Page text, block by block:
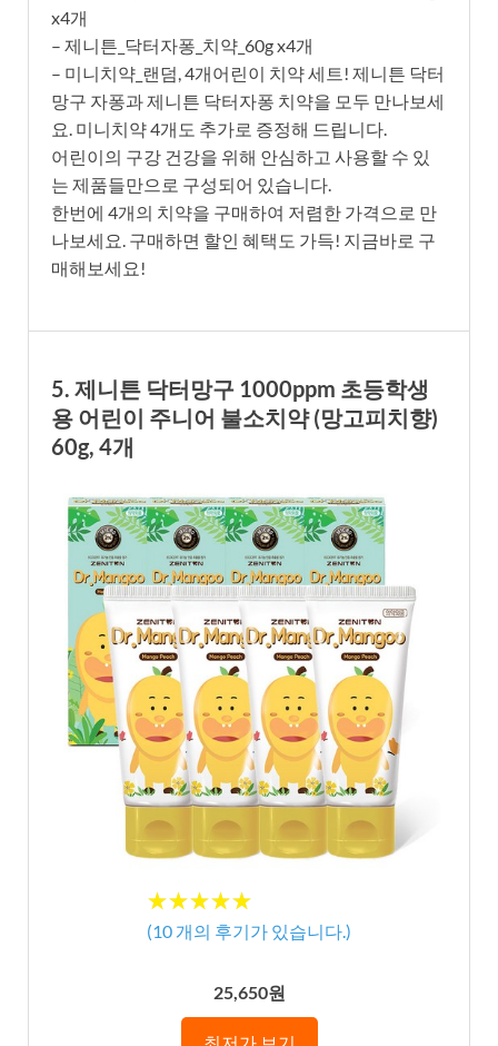
x4개
– 제니튼_닥터자퐁_치약_60g x4개
– 미니치약_랜덤, 4개어린이 치약 세트! 제니튼 닥터
망구 자퐁과 제니튼 닥터자퐁 치약을 모두 만나보세
요. 미니치약 4개도 추가로 증정해 드립니다.
어린이의 구강 건강을 위해 안심하고 사용할 수 있
는 제품들만으로 구성되어 있습니다.
한번에 4개의 치약을 구매하여 저렴한 가격으로 만
나보세요. 구매하면 할인 혜택도 가득! 지금바로 구
매해보세요!
5. 제니튼 닥터망구 1000ppm 초등학생
용 어린이 주니어 불소치약 (망고피치향)
60g, 4개
★★★★★
★★★★★
(10 개의 후기가 있습니다.)
25,650원